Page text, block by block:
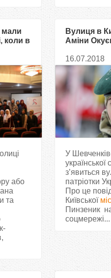
мали
коли в
або
та
Вулиця в
Аміни
16.07.2018
У
української
з’явиться
патріотки
Про це
Київської
Пинзеник на
соцмережі...